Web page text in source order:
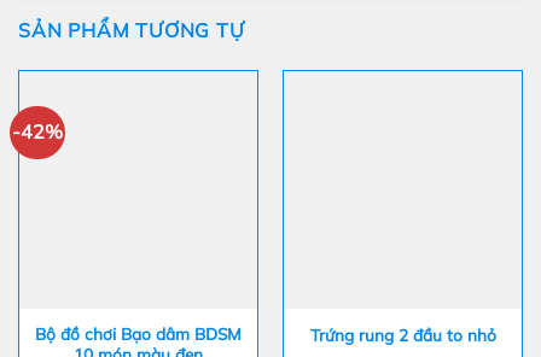
SẢN PHẨM TƯƠNG TỰ
-42%
Bộ đồ chơi Bạo dâm BDSM
Trứng rung 2 đầu to nhỏ